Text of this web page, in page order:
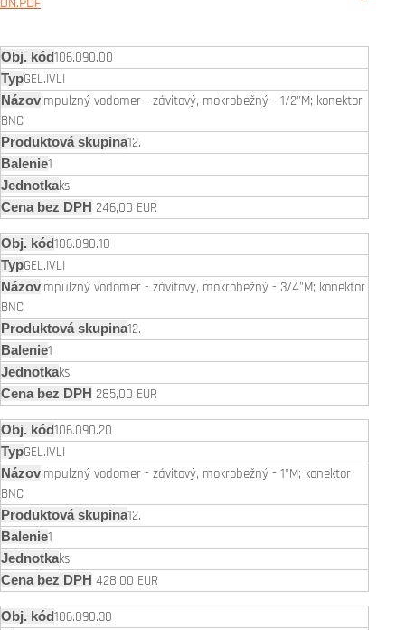
106.090.00
GEL.IVLI
Impulzný vodomer - závitový, mokrobežný - 1/2"M; konektor
BNC
12.
1
ks
246,00 EUR
106.090.10
GEL.IVLI
Impulzný vodomer - závitový, mokrobežný - 3/4"M; konektor
BNC
12.
1
ks
285,00 EUR
106.090.20
GEL.IVLI
Impulzný vodomer - závitový, mokrobežný - 1"M; konektor
BNC
12.
1
ks
428,00 EUR
106.090.30